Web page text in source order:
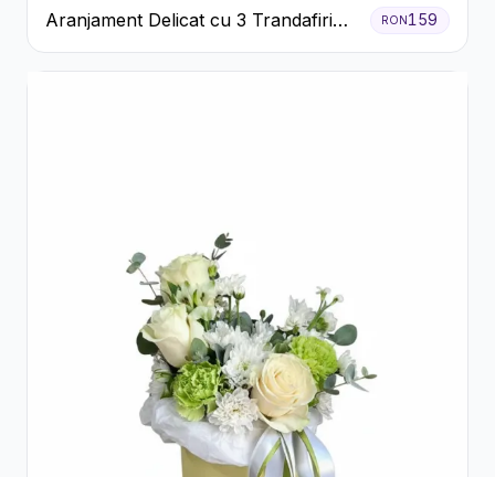
Aranjament Delicat cu 3 Trandafiri
Roz în Cutie Albă
RON159